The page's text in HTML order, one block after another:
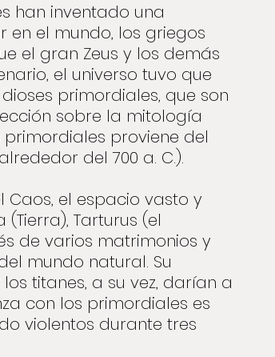
han inventado una
el mundo, los griegos
el gran Zeus y los demás
el universo tuvo que
primordiales, que son
sobre la mitología
proviene del
del 700 a. C.).
Caos, el espacio vasto y
Tarturus (el
de varios matrimonios y
mundo natural. Su
titanes, a su vez, darían a
con los primordiales es
violentos durante tres